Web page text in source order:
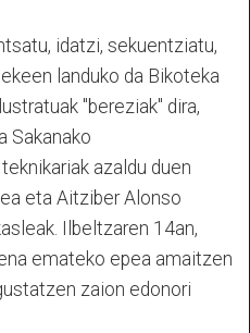
idatzi, sekuentziatu,
landuko da Bikoteka
"bereziak" dira,
Sakanako
azaldu duen
eta Aitziber Alonso
Ilbeltzaren 14an,
emateko epea amaitzen
zaion edonori